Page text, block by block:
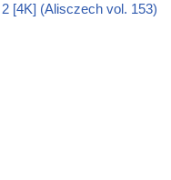
[4K] (Alisczech vol. 153)